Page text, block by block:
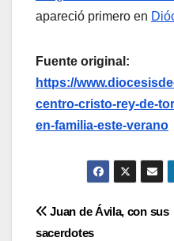
apareció primero en
Fuente original:
https://
centro-cristo-rey-de-
en-familia-este-verano
Navegación
Juan de Ávila, con sus
sacerdotes